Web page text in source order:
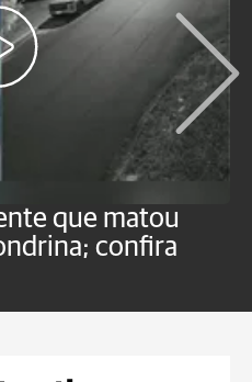
que matou
confira